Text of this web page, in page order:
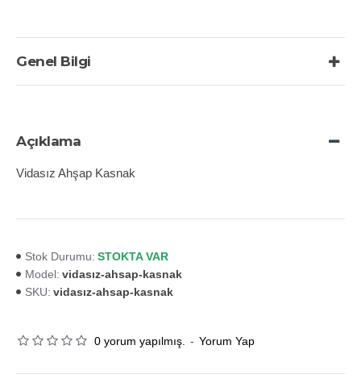
Genel Bilgi
Açıklama
Vidasız Ahşap Kasnak
Stok Durumu: STOKTA VAR
Model: vidasız-ahsap-kasnak
SKU: vidasız-ahsap-kasnak
0 yorum yapılmış. - Yorum Yap